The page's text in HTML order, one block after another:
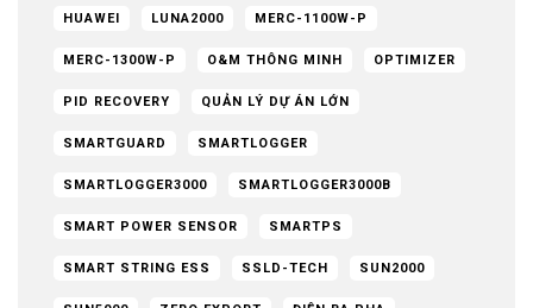
HUAWEI LUNA2000 MERC-1100W-P
MERC-1300W-P O&M THÔNG MINH OPTIMIZER
PID RECOVERY QUẢN LÝ DỰ ÁN LỚN
SMARTGUARD SMARTLOGGER
SMARTLOGGER3000 SMARTLOGGER3000B
SMART POWER SENSOR SMARTPS
SMART STRING ESS SSLD-TECH SUN2000